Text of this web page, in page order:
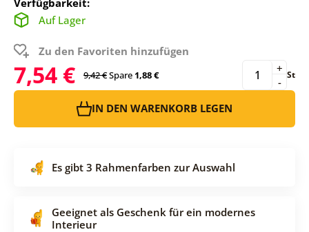
Auf Lager
Zu den Favoriten hinzufügen
7,54 € 9,42 €Spare1,88 € -
+ St
IN DEN WARENKORB LEGEN
Es gibt 3 Rahmenfarben zur Auswahl
Geeignet als Geschenk für ein modernes
Interieur